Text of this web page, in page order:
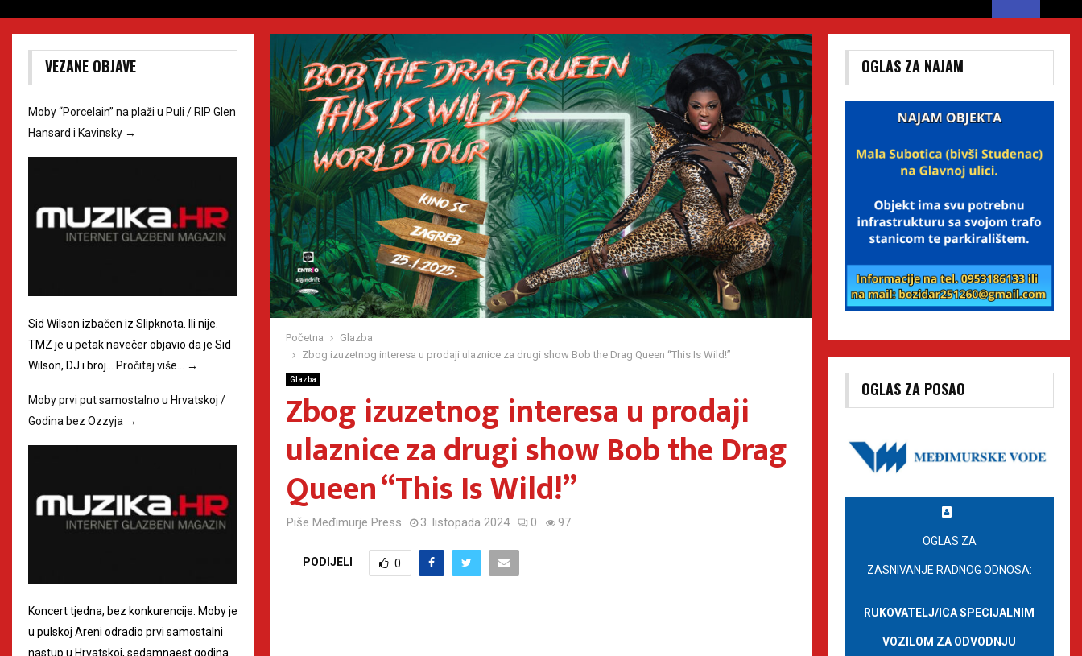
Početna
Glazba
Zbog izuzetnog interesa u prodaji ulaznice za drugi show Bob the Drag Queen “This Is Wild!”
Glazba
Zbog izuzetnog interesa u prodaji
ulaznice za drugi show Bob the Drag
Queen “This Is Wild!”
Piše Međimurje Press 3. listopada 2024 0 97
PODIJELI 0
VEZANE OBJAVE
Moby “Porcelain” na plaži u Puli / RIP Glen
Hansard i Kavinsky →
Sid Wilson izbačen iz Slipknota. Ili nije.
TMZ je u petak navečer objavio da je Sid
Wilson, DJ i broj…
Pročitaj više… →
Moby prvi put samostalno u Hrvatskoj /
Godina bez Ozzyja →
Koncert tjedna, bez konkurencije. Moby je
u pulskoj Areni odradio prvi samostalni
nastup u Hrvatskoj, sedamnaest godina
OGLAS ZA NAJAM
OGLAS ZA POSAO
OGLAS ZA
ZASNIVANJE RADNOG ODNOSA:
RUKOVATELJ/ICA SPECIJALNIM
VOZILOM ZA ODVODNJU